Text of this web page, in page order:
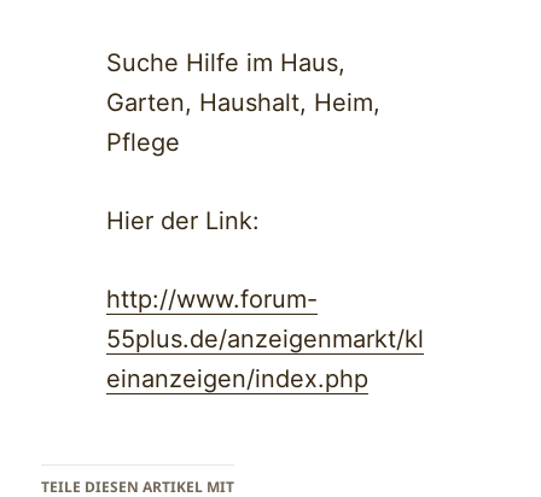
Suche Hilfe im Haus,
Garten, Haushalt, Heim,
Pflege
Hier der Link:
http://www.forum-
55plus.de/anzeigenmarkt/kl
einanzeigen/index.php
TEILE DIESEN ARTIKEL MIT